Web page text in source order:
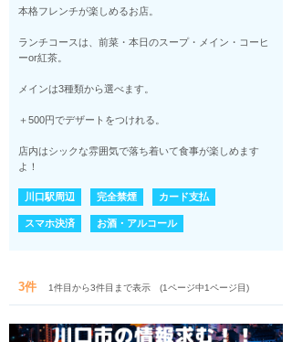
本格フレンチが楽しめるお店。
ランチコースは、前菜・本日のスープ・メイン・コーヒ
ーor紅茶。
メインは3種類から選べます。
＋500円でデザートをつけれる。
店内はシックな雰囲気で落ち着いて食事が楽しめます
よ！
川口駅周辺 完全禁煙 カード支払
スマホ決済 お酒・アルコール
3件 1件目から3件目まで表示 (1ページ中1ページ目)